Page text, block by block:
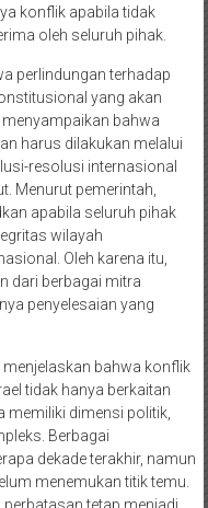
konflik apabila tidak
oleh seluruh pihak.
perlindungan terhadap
yang akan
bahwa
harus dilakukan melalui
resolusi internasional
Menurut pemerintah,
apabila seluruh pihak
wilayah
Oleh karena itu,
dari berbagai mitra
penyelesaian yang
bahwa konflik
tidak hanya berkaitan
memiliki dimensi politik,
Berbagai
dekade terakhir, namun
menemukan titik temu.